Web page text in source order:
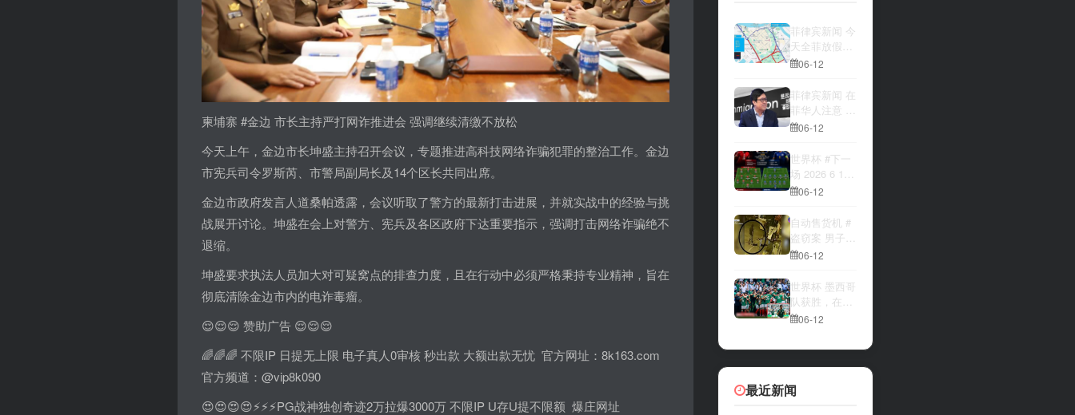
柬埔寨 #金边 市长主持严打网诈推进会 强调继续清缴不放松
今天上午，金边市长坤盛主持召开会议，专题推进高科技网络诈骗犯罪的整治工作。金边
市宪兵司令罗斯芮、市警局副局长及14个区长共同出席。
金边市政府发言人道桑帕透露，会议听取了警方的最新打击进展，并就实战中的经验与挑
战展开讨论。坤盛在会上对警方、宪兵及各区政府下达重要指示，强调打击网络诈骗绝不
退缩。
坤盛要求执法人员加大对可疑窝点的排查力度，且在行动中必须严格秉持专业精神，旨在
彻底清除金边市内的电诈毒瘤。
😌😌😌 赞助广告 😌😌😌
🌈🌈🌈 不限IP 日提无上限 电子真人0审核 秒出款 大额出款无忧 官方网址：8k163.com
官方频道：@vip8k090
😍😍😍😍⚡⚡⚡PG战神独创奇迹2万拉爆3000万 不限IP U存U提不限额 爆庄网址
菲律宾新闻 今
天全菲放假‼️
马尼拉多地封
06-12
菲律宾新闻 在
菲华人注意 近
期出现假冒移
上门敲诈案
件，已有多人
举报中招
06-12
世界杯 #下一
场 2026 6 12
15:00整 加拿
量 究竟胜利的
天平会倾向哪
一方，是加拿
大借助主场优
势笑到最后，
还是波黑上演
逆袭好戏？让
我们拭目以
06-12
自动售货机 #
盗窃案 男子深
夜撬开自动售
索硬币被一扫
而空
06-12
世界杯 墨西哥
队获胜，在首
场比赛中击败
06-12
最近新闻